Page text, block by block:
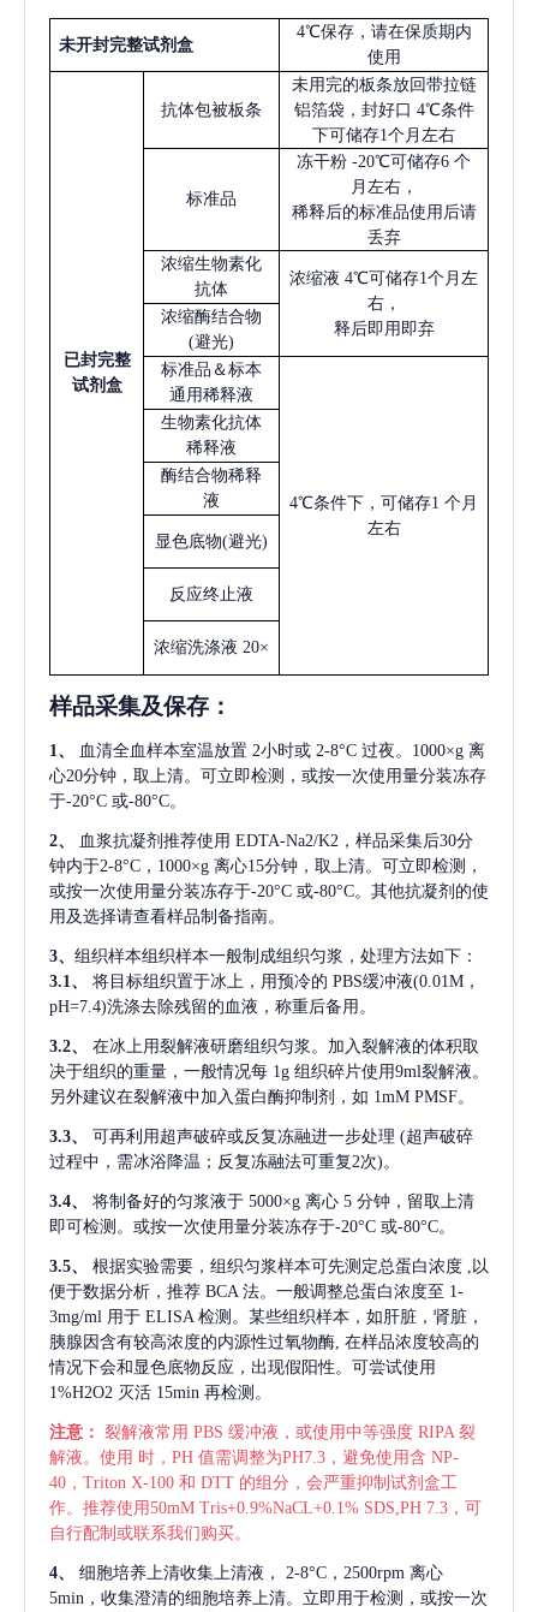
未开封完整试剂盒
4℃保存，请在保质期内
使用
已封完整
试剂盒
抗体包被板条
未用完的板条放回带拉链
铝箔袋，封好口 4℃条件
下可储存1个月左右
标准品
冻干粉 -20℃可储存6 个
月左右，
稀释后的标准品使用后请
丢弃
浓缩生物素化
抗体
浓缩液 4℃可储存1个月左
右，
释后即用即弃
浓缩酶结合物
(避光)
标准品＆标本
通用稀释液
4℃条件下，可储存1 个月
左右
生物素化抗体
稀释液
酶结合物稀释
液
显色底物(避光)
反应终止液
浓缩洗涤液 20×
样品采集及保存 ：
1、 血清全血样本室温放置 2小时或 2-8°C 过夜。1000×g 离
心20分钟，取上清。可立即检测，或按一次使用量分装冻存
于-20°C 或-80°C。
2、 血浆抗凝剂推荐使用 EDTA-Na2/K2，样品采集后30分
钟内于2-8°C，1000×g 离心15分钟，取上清。可立即检测，
或按一次使用量分装冻存于-20°C 或-80°C。其他抗凝剂的使
用及选择请查看样品制备指南。
3、 组织样本组织样本一般制成组织匀浆，处理方法如下：
3.1、
将目标组织置于冰上，用预冷的 PBS缓冲液(0.01M，
pH=7.4)洗涤去除残留的血液，称重后备用。
3.2、
在冰上用裂解液研磨组织匀浆。加入裂解液的体积取
决于组织的重量，一般情况每 1g 组织碎片使用9ml裂解液。
另外建议在裂解液中加入蛋白酶抑制剂，如 1mM PMSF。
3.3、 可再利用超声破碎或反复冻融进一步处理 (超声破碎
过程中，需冰浴降温；反复冻融法可重复2次)。
3.4、 将制备好的匀浆液于 5000×g 离心 5 分钟，留取上清
即可检测。或按一次使用量分装冻存于-20°C 或-80°C。
3.5、 根据实验需要，组织匀浆样本可先测定总蛋白浓度 ,以
便于数据分析，推荐 BCA 法。一般调整总蛋白浓度至 1-
3mg/ml 用于 ELISA 检测。某些组织样本，如肝脏，肾脏，
胰腺因含有较高浓度的内源性过氧物酶, 在样品浓度较高的
情况下会和显色底物反应，出现假阳性。可尝试使用
1%H2O2 灭活 15min 再检测。
注意： 裂解液常用 PBS 缓冲液，或使用中等强度 RIPA 裂
解液。使用 时，PH 值需调整为PH7.3，避免使用含 NP-
40，Triton X-100 和 DTT 的组分，会严重抑制试剂盒工
作。推荐使用50mM Tris+0.9%NaCL+0.1% SDS,PH 7.3，可
自行配制或联系我们购买。
4、 细胞培养上清收集上清液，
2-8°C，2500rpm 离心
5min，收集澄清的细胞培养上清。立即用于检测，或按一次